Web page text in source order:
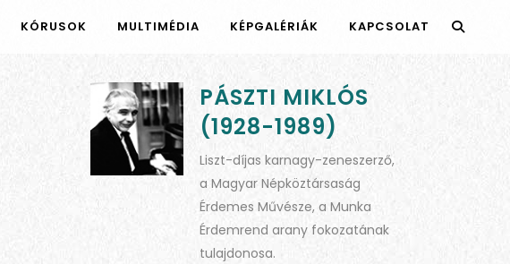
KÓRUSOK MULTIMÉDIA KÉPGALÉRIÁK KAPCSOLAT
PÁSZTI MIKLÓS
(1928-1989)
Liszt-díjas karnagy-zeneszerző,
a Magyar Népköztársaság
Érdemes Művésze, a Munka
Érdemrend arany fokozatának
tulajdonosa.